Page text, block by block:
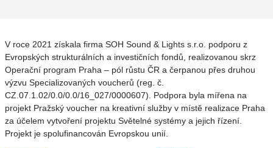
V roce 2021 získala firma SOH Sound & Lights s.r.o. podporu z
Evropských strukturálních a investičních fondů, realizovanou skrz
Operační program Praha – pól růstu ČR a čerpanou přes druhou
výzvu Specializovaných voucherů (reg. č.
CZ.07.1.02/0.0/0.0/16_027/0000607). Podpora byla mířena na
projekt Pražský voucher na kreativní služby v místě realizace Praha
za účelem vytvoření projektu Světelné systémy a jejich řízení.
Projekt je spolufinancován Evropskou unií.